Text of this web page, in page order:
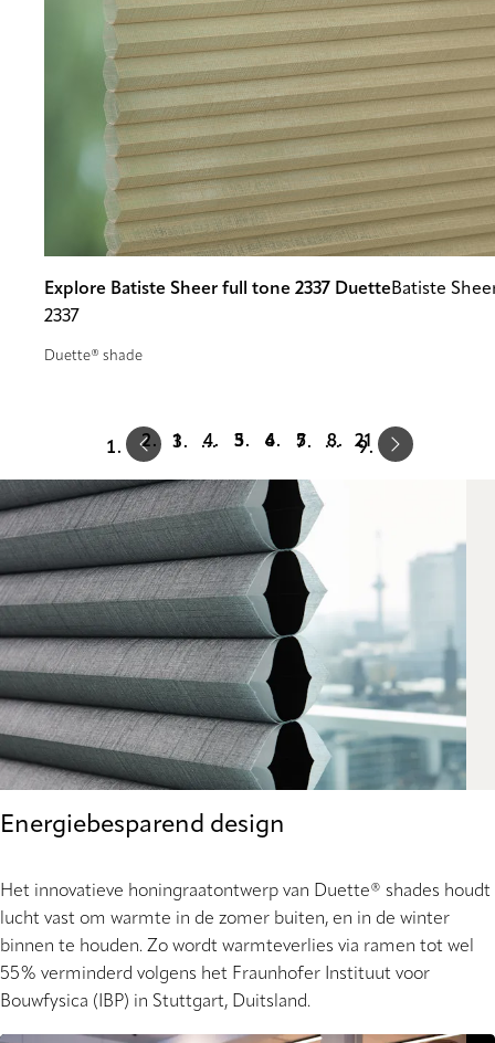
Explore Batiste Sheer full tone 2337 DuetteBatiste
2337
Duette® shade
Prev 1 … 3 4 5 … 21 Next
Energiebesparend design
Het innovatieve honingraatontwerp van Duette® shades houdt
lucht vast om warmte in de zomer buiten, en in de winter
binnen te houden. Zo wordt warmteverlies via ramen tot wel
55% verminderd volgens het Fraunhofer Instituut voor
Bouwfysica (IBP) in Stuttgart, Duitsland.